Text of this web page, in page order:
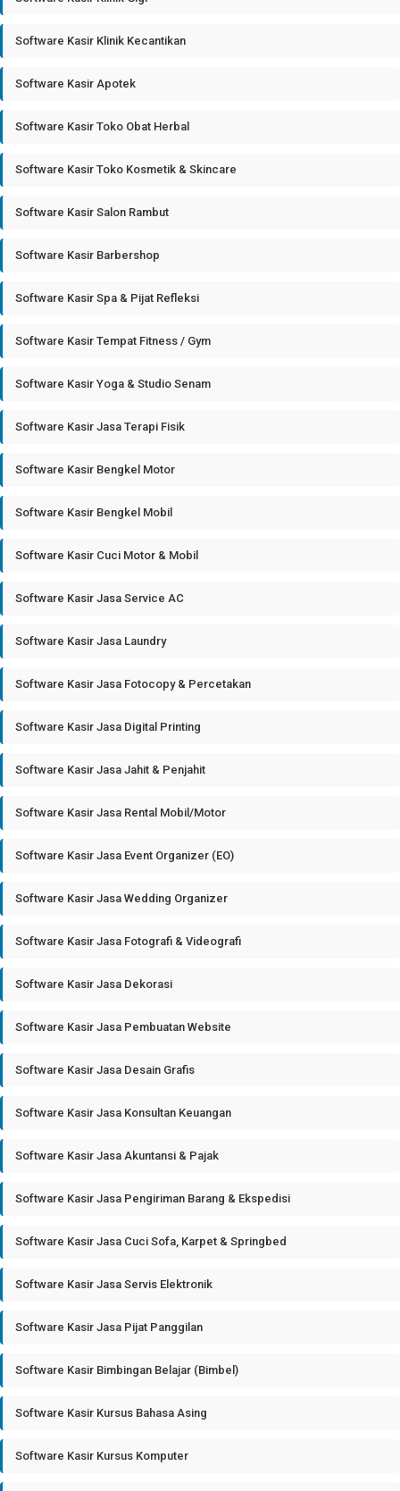
Software Kasir Klinik Kecantikan
Software Kasir Apotek
Software Kasir Toko Obat Herbal
Software Kasir Toko Kosmetik & Skincare
Software Kasir Salon Rambut
Software Kasir Barbershop
Software Kasir Spa & Pijat Refleksi
Software Kasir Tempat Fitness / Gym
Software Kasir Yoga & Studio Senam
Software Kasir Jasa Terapi Fisik
Software Kasir Bengkel Motor
Software Kasir Bengkel Mobil
Software Kasir Cuci Motor & Mobil
Software Kasir Jasa Service AC
Software Kasir Jasa Laundry
Software Kasir Jasa Fotocopy & Percetakan
Software Kasir Jasa Digital Printing
Software Kasir Jasa Jahit & Penjahit
Software Kasir Jasa Rental Mobil/Motor
Software Kasir Jasa Event Organizer (EO)
Software Kasir Jasa Wedding Organizer
Software Kasir Jasa Fotografi & Videografi
Software Kasir Jasa Dekorasi
Software Kasir Jasa Pembuatan Website
Software Kasir Jasa Desain Grafis
Software Kasir Jasa Konsultan Keuangan
Software Kasir Jasa Akuntansi & Pajak
Software Kasir Jasa Pengiriman Barang & Ekspedisi
Software Kasir Jasa Cuci Sofa, Karpet & Springbed
Software Kasir Jasa Servis Elektronik
Software Kasir Jasa Pijat Panggilan
Software Kasir Bimbingan Belajar (Bimbel)
Software Kasir Kursus Bahasa Asing
Software Kasir Kursus Komputer